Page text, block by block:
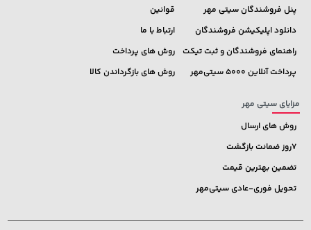
پنل فروشندگان سیتی مهر
دانلود اپلیکیشن فروشندگان
راهنمای فروشندگان و ثبت تیکت
پرداخت آنلاین 5000 سیتی‌مهر
قوانین
ارتباط با ما
روش های پرداخت
روش های بازگرداندن کالا
مزایای سیتی مهر
روش های ارسال
7روز ضمانت بازگشت
تضمین بهترین قیمت
تحویل فوری-عادی سیتی‌مهر